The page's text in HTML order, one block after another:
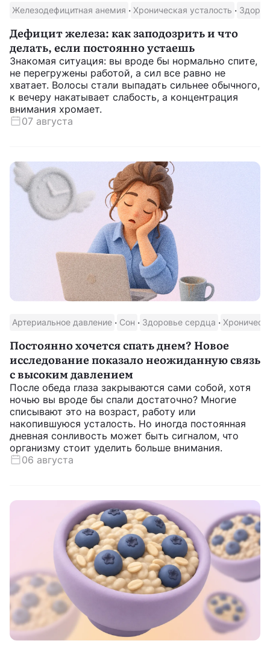
Железодефицитная анемия · Хроническая усталость ·
Дефицит железа: как заподозрить и что
делать, если постоянно устаешь
Знакомая ситуация: вы вроде бы нормально спите,
не перегружены работой, а сил все равно не
хватает. Волосы стали выпадать сильнее обычного,
к вечеру накатывает слабость, а концентрация
внимания хромает.
07 августа
Артериальное давление · Сон · Здоровье сердца ·
Постоянно хочется спать днем? Новое
исследование показало неожиданную связь
с высоким давлением
После обеда глаза закрываются сами собой, хотя
ночью вы вроде бы спали достаточно? Многие
списывают это на возраст, работу или
накопившуюся усталость. Но иногда постоянная
дневная сонливость может быть сигналом, что
организму стоит уделить больше внимания.
06 августа
Скачать приложение